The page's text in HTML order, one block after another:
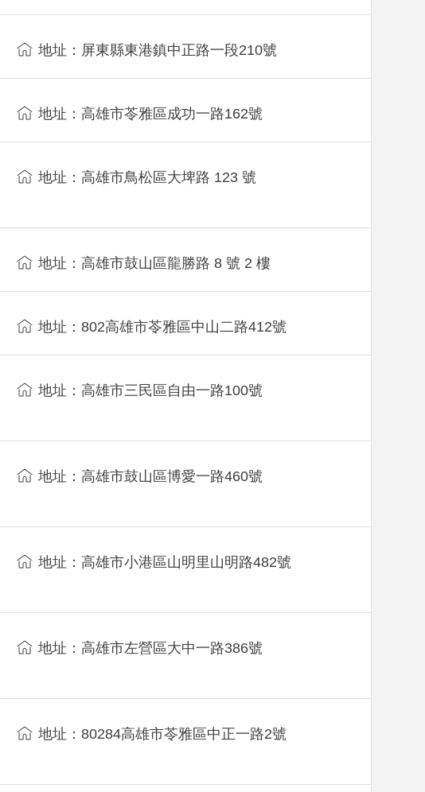
地址：屏東縣東港鎮中正路一段210號
地址：高雄市苓雅區成功一路162號
地址：高雄市鳥松區大埤路 123 號
地址：高雄市鼓山區龍勝路 8 號 2 樓
地址：802高雄市苓雅區中山二路412號
地址：高雄市三民區自由一路100號
地址：高雄市鼓山區博愛一路460號
地址：高雄市小港區山明里山明路482號
地址：高雄市左營區大中一路386號
地址：80284高雄市苓雅區中正一路2號